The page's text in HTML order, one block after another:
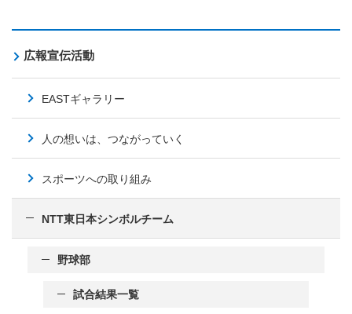
広報宣伝活動
EASTギャラリー
人の想いは、つながっていく
スポーツへの取り組み
NTT東日本シンボルチーム
野球部
試合結果一覧